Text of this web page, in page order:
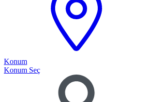
Konum
Konum Seç